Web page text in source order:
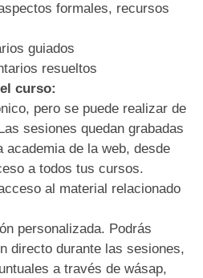
formales, recursos
guiados
resueltos
curso:
pero se puede realizar de
Las sesiones quedan grabadas
academia de la web, desde
a todos tus cursos.
al material relacionado
personalizada. Podrás
directo durante las sesiones,
a través de wásap,